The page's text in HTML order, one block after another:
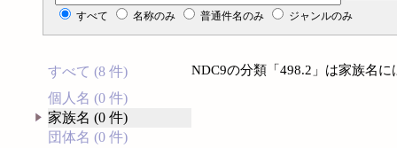
すべて 名称のみ 普通件名のみ ジャンルのみ
すべて (8 件)
個人名 (0 件)
家族名 (0 件)
団体名 (0 件)
NDC9の分類「498.2」は家族名